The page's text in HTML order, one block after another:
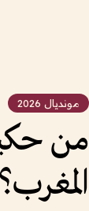
مونديال 2026
من
المغرب؟